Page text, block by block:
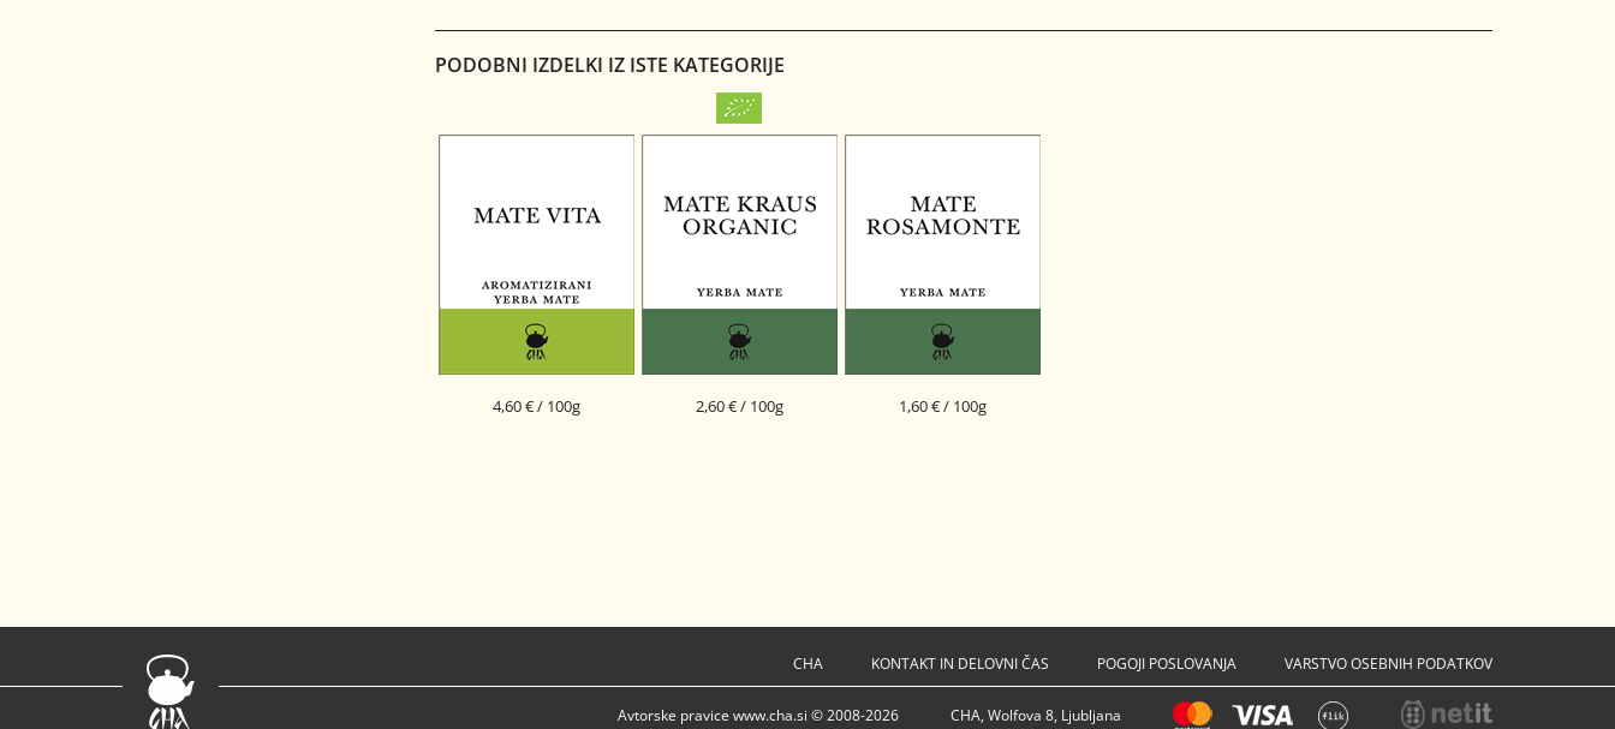
PODOBNI IZDELKI IZ ISTE KATEGORIJE
4,60 € / 100g
2,60 € / 100g
1,60 € / 100g
CHA KONTAKT IN DELOVNI ČAS POGOJI POSLOVANJA VARSTVO OSEBNIH PODATKOV
Avtorske pravice www.cha.si © 2008-2026 CHA, Wolfova 8, Ljubljana